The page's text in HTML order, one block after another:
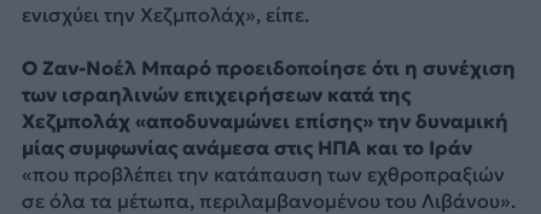
ενισχύει την Χεζμπολάχ», είπε.
Ο Ζαν-Νοέλ Μπαρό προειδοποίησε ότι η συνέχιση
των ισραηλινών επιχειρήσεων κατά της
Χεζμπολάχ «αποδυναμώνει επίσης» την δυναμική
μίας συμφωνίας ανάμεσα στις ΗΠΑ και το Ιράν
«που προβλέπει την κατάπαυση των εχθροπραξιών
σε όλα τα μέτωπα, περιλαμβανομένου του Λιβάνου».